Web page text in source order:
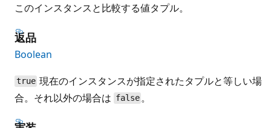
このインスタンスと比較する値タプル。
返品
Boolean
true 現在のインスタンスが指定されたタプルと等しい場
合。それ以外の場合は false 。